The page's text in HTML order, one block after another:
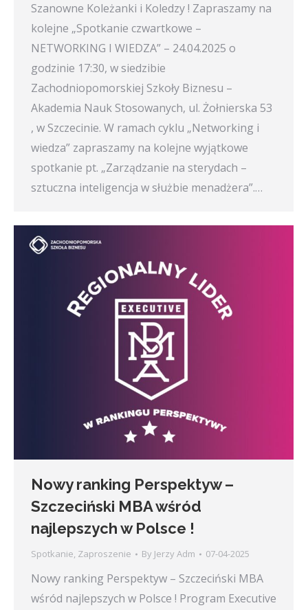
Szanowne Koleżanki i Koledzy ! Zapraszamy na
kolejne „Spotkanie czwartkowe –
NETWORKING I WIEDZA” – 24.04.2025 o
godzinie 17:30, w siedzibie
Zachodniopomorskiej Szkoły Biznesu –
Akademia Nauk Stosowanych, ul. Żołnierska 53
, w Szczecinie. W ramach cyklu „Networking i
wiedza” zapraszamy na kolejne wyjątkowe
spotkanie pt. „Zarządzanie na sterydach –
sztuczna inteligencja w służbie menadżera”.…
Nowy ranking Perspektyw –
Szczeciński MBA wśród
najlepszych w Polsce !
Spotkanie, Zaproszenie By Jerzy Adm 07-04-2025
Nowy ranking Perspektyw – Szczeciński MBA
wśród najlepszych w Polsce ! Program Executive